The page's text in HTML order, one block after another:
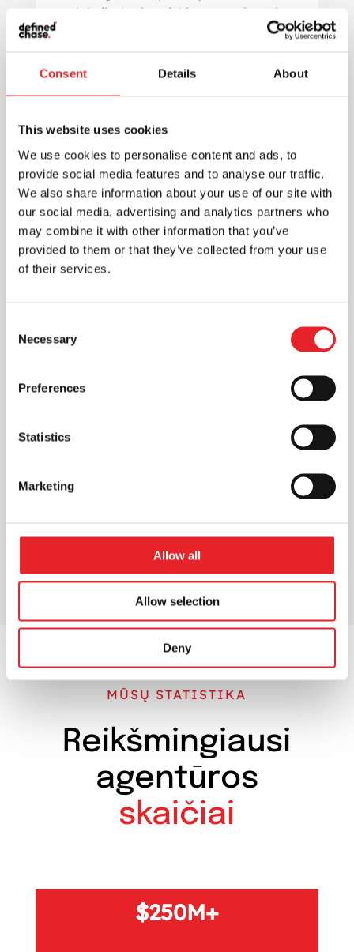
Consent Details About
This website uses cookies
We use cookies to personalise content and ads, to
provide social media features and to analyse our traffic.
We also share information about your use of our site with
our social media, advertising and analytics partners who
may combine it with other information that you’ve
provided to them or that they’ve collected from your use
of their services.
Selection
Necessary
Preferences
Statistics
Marketing
Allow all
Allow selection
Deny
produkciją, kuri pasiekia vartotojus. Ji
dažnu atveju gali būti pigesnė...
Statistikos naudojimas reklamos
efektyvumui įvertinti: kaip pasiekti
Rinkodara
vertinamas įvairiais būdais, tokiais kaip
ŽIŪRĖTI VISUS ĮRAŠUS
MŪSŲ STATISTIKA
Reikšmingiausi
agentūros
skaičiai
250M+